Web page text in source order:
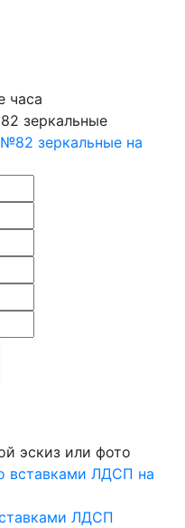
часа
зеркальные
эскиз или фото
ЛДСП